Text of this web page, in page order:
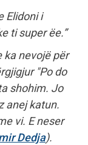
Elidoni i
ti super ëe.”
ka nevojë për
"Po do
shohim. Jo
anej katun.
vi. E neser
Dedja).